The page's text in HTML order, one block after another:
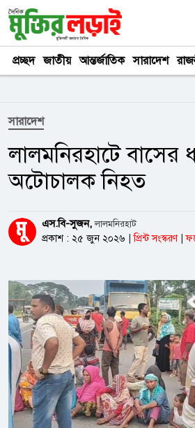
প্রচ্ছদ জাতীয় আন্তর্জাতিক সারাদেশ
সারাদেশ
লালমনিরহাটে বাসের
অটোচালক নিহত
এস.বি-সুজন,লালমনিরহাট
প্রকাশ : ২৫ জুন ২০২৬
প্রিন্ট সংস্করণ